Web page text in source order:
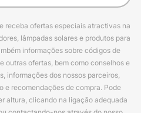
receba ofertas especiais atractivas na
lâmpadas solares e produtos para
informações sobre códigos de
outras ofertas, bem como conselhos e
informações dos nossos parceiros,
e recomendações de compra. Pode
altura, clicando na ligação adequada